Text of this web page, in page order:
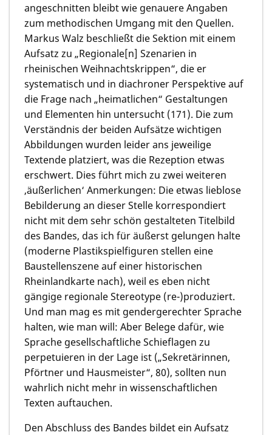
angeschnitten bleibt wie genauere Angaben
zum methodischen Umgang mit den Quellen.
Markus Walz beschließt die Sektion mit einem
Aufsatz zu „Regionale[n] Szenarien in
rheinischen Weihnachtskrippen“, die er
systematisch und in diachroner Perspektive auf
die Frage nach „heimatlichen“ Gestaltungen
und Elementen hin untersucht (171). Die zum
Verständnis der beiden Aufsätze wichtigen
Abbildungen wurden leider ans jeweilige
Textende platziert, was die Rezeption etwas
erschwert. Dies führt mich zu zwei weiteren
‚äußerlichen‘ Anmerkungen: Die etwas lieblose
Bebilderung an dieser Stelle korrespondiert
nicht mit dem sehr schön gestalteten Titelbild
des Bandes, das ich für äußerst gelungen halte
(moderne Plastikspielfiguren stellen eine
Baustellenszene auf einer historischen
Rheinlandkarte nach), weil es eben nicht
gängige regionale Stereotype (re-)produziert.
Und man mag es mit gendergerechter Sprache
halten, wie man will: Aber Belege dafür, wie
Sprache gesellschaftliche Schieflagen zu
perpetuieren in der Lage ist („Sekretärinnen,
Pförtner und Hausmeister“, 80), sollten nun
wahrlich nicht mehr in wissenschaftlichen
Texten auftauchen.
Den Abschluss des Bandes bildet ein Aufsatz